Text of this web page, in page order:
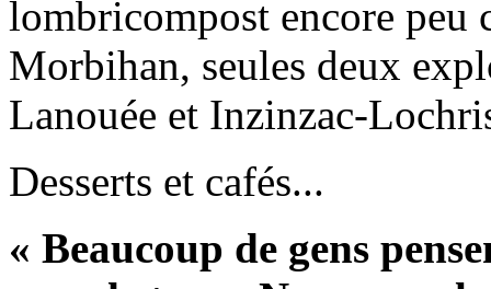
lombricompost encore peu
Morbihan, seules deux
Lanouée et Inzinzac-
Desserts et cafés...
« Beaucoup de gens